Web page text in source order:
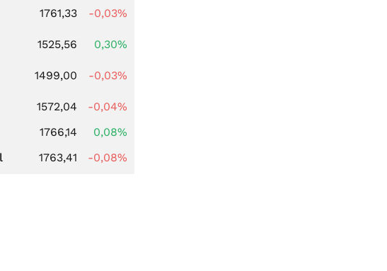
1761,33 -0,03%
1525,56
0,30%
1499,00 -0,03%
1572,04
-0,04%
1766,14
0,08%
1763,41 -0,08%